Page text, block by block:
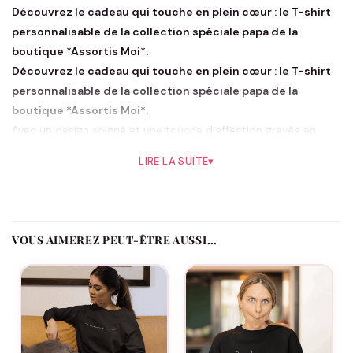
Découvrez le cadeau qui touche en plein cœur : le T-shirt
personnalisable de la collection spéciale papa de la
boutique *Assortis Moi*.
Découvrez le cadeau qui touche en plein cœur : le T-shirt
personnalisable de la collection spéciale papa de la
boutique *Assortis Moi*.
Avec un design soigné et une touche d’affection gravée en
gratitude tissée avec soin, pensée pour s’adapter parfaitement
à la silhouette d’un père et à l’immensité de son cœur.
Fabriqué en coton de haute qualité, ce T-shirt garantit non
seulement un confort absolu mais aussi une durabilité qui
résistera aux câlins les plus passionnés et aux aventures du
quotidien. La coupe classique convient à tous les styles et les
LIRE LA SUITE▾
VOUS AIMEREZ PEUT-ÊTRE AUSSI…